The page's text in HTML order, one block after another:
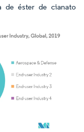
de éster de cianato